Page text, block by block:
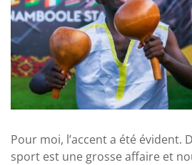
Pour moi, l’accent a été évident.
sport est une grosse affaire et